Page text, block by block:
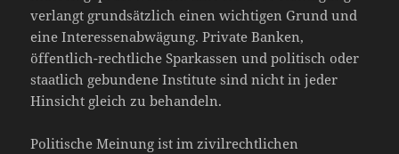
verlangt grundsätzlich einen wichtigen Grund und
eine Interessenabwägung. Private Banken,
öffentlich-rechtliche Sparkassen und politisch oder
staatlich gebundene Institute sind nicht in jeder
Hinsicht gleich zu behandeln.
Politische Meinung ist im zivilrechtlichen